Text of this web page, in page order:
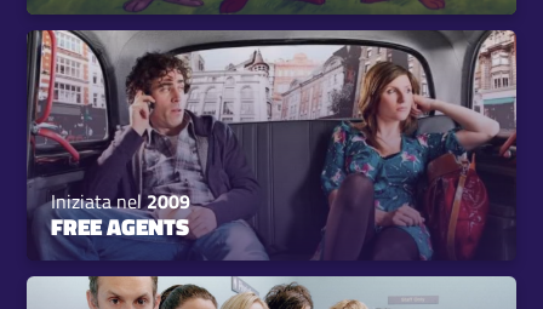
Iniziata nel2009
FREE AGENTS